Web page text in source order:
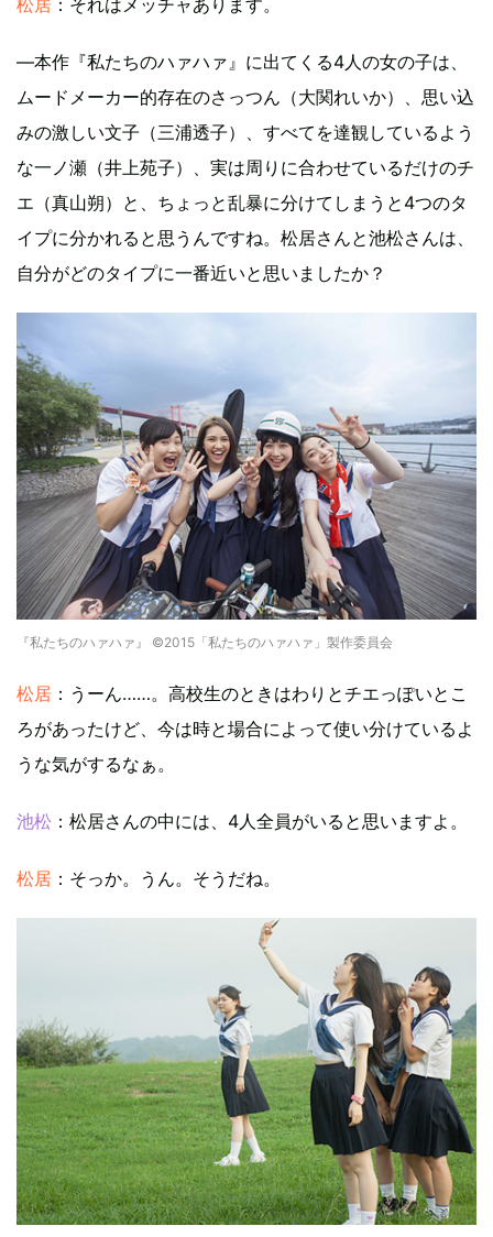
―本作『私たちのハァハァ』に出てくる4人の女の子は、
ムードメーカー的存在のさっつん（大関れいか）、思い込
みの激しい文子（三浦透子）、すべてを達観しているよう
な一ノ瀬（井上苑子）、実は周りに合わせているだけのチ
エ（真山朔）と、ちょっと乱暴に分けてしまうと4つのタ
イプに分かれると思うんですね。松居さんと池松さんは、
自分がどのタイプに一番近いと思いましたか？
『私たちのハァハァ』 ©2015「私たちのハァハァ」製作委員会
松居 ：うーん……。高校生のときはわりとチエっぽいとこ
ろがあったけど、今は時と場合によって使い分けているよ
うな気がするなぁ。
池松 ：松居さんの中には、4人全員がいると思いますよ。
松居 ：そっか。うん。そうだね。